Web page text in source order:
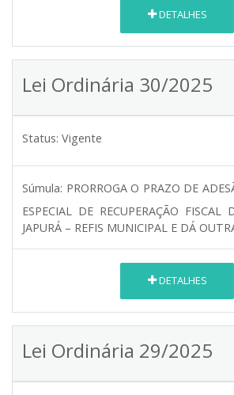
DETALHES
Lei Ordinária 30/2025
Status: Vigente
Súmula: PRORROGA O PRAZO DE
ESPECIAL DE RECUPERAÇÃO
JAPURÁ – REFIS MUNICIPAL E DÁ
DETALHES
Lei Ordinária 29/2025